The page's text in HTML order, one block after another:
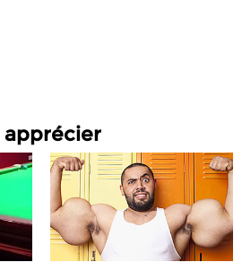
apprécier